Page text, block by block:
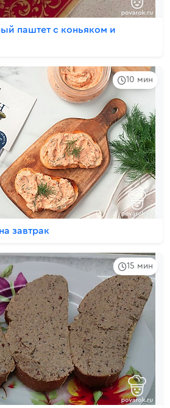
паштет с коньяком и
10 мин
завтрак
15 мин